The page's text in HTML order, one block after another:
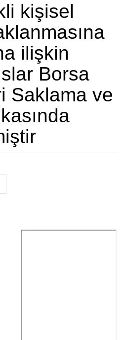
kişisel
ilişkin
Borsa
Saklama ve